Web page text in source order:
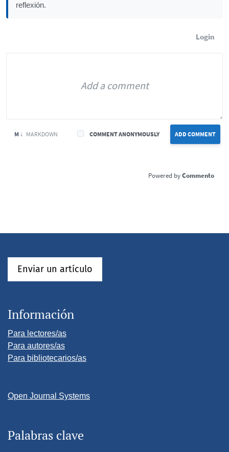
reflexión.
Login
ADD COMMENT
COMMENT ANONYMOUSLY
M ↓ MARKDOWN
Commento
Enviar un artículo
Información
Para lectores/as
Para autores/as
Para bibliotecarios/as
Open Journal Systems
Palabras clave